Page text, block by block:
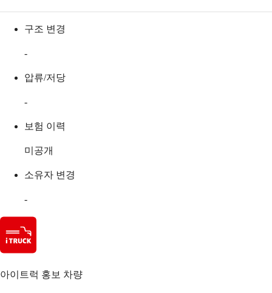
구조 변경
-
압류/저당
-
보험 이력
미공개
소유자 변경
-
아이트럭 홍보 차량